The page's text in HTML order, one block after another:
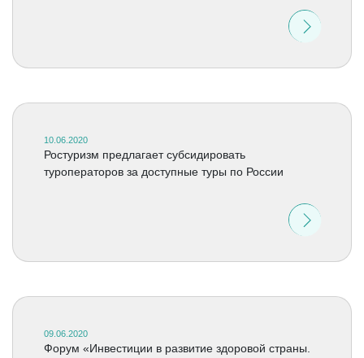
10.06.2020
Ростуризм предлагает субсидировать
туроператоров за доступные туры по России
09.06.2020
Форум «Инвестиции в развитие здоровой страны.